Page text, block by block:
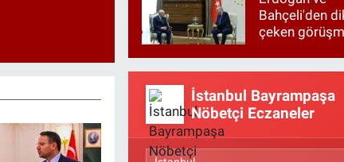
Bahçeli'den
çeken
İstanbul Bayrampaşa
Nöbetçi Eczaneler